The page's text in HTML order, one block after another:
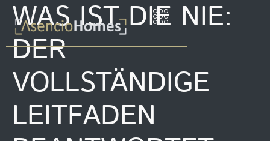
WAS IST DIE NIE:
DER
VOLLSTÄNDIGE
LEITFADEN